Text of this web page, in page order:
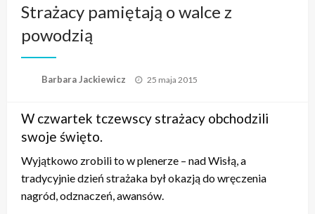
Strażacy pamiętają o walce z
powodzią
Barbara Jackiewicz
Opublikowane
25 maja 2015
W czwartek tczewscy strażacy obchodzili
swoje święto.
Wyjątkowo zrobili to w plenerze – nad Wisłą, a
tradycyjnie dzień strażaka był okazją do wręczenia
nagród, odznaczeń, awansów.